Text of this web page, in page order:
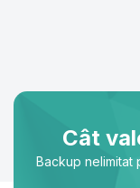
Cât
Backup nelimitat